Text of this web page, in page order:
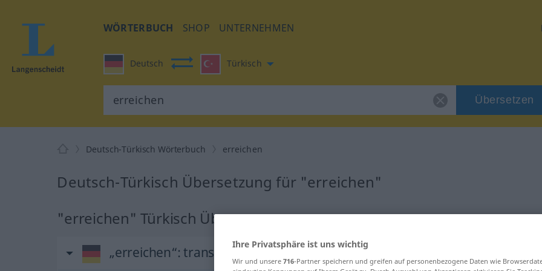
WÖRTERBUCH SHOP UNTERNEHMEN
Deutsch Türkisch
Übersetzen
Deutsch-Türkisch Wörterbuch erreichen
Deutsch-Türkisch Übersetzung für "erreichen"
"erreichen" Türkisch Übersetzung
„erreichen“: transitives VerbIhre Privatsphäre ist uns wichtig
Wir und unsere 716-Partner speichern und greifen auf personenbezogene Daten wie